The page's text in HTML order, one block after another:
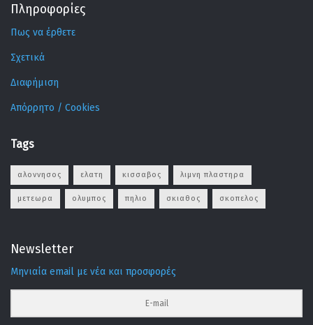
Πληροφορίες
Πως να έρθετε
Σχετικά
Διαφήμιση
Απόρρητο / Cookies
Tags
αλοννησος ελατη κισσαβος λιμνη πλαστηρα
μετεωρα ολυμπος πηλιο σκιαθος σκοπελος
Newsletter
Μηνιαία email με νέα και προσφορές